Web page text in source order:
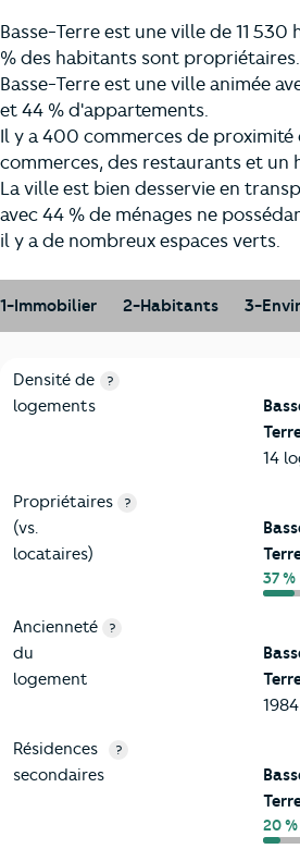
Basse-Terre est une ville de 11
% des habitants sont propriétaires.
Basse-Terre est une ville animée
et 44 % d'appartements.
Il y a 400 commerces de proximité
commerces, des restaurants et un
La ville est bien desservie en
avec 44 % de ménages ne
il y a de nombreux espaces verts.
1-Immobilier 2-Habitants 3-
1-Immobilier
Critères Basse-Terre
Densité de
logements
?
14
Propriétaires
(vs.
locataires)
?
37 %
Ancienneté
du
logement
?
1984
Résidences
secondaires
?
20 %